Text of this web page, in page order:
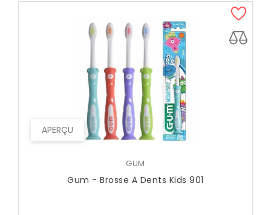
APERÇU
GUM
Gum - Brosse À Dents Kids 901